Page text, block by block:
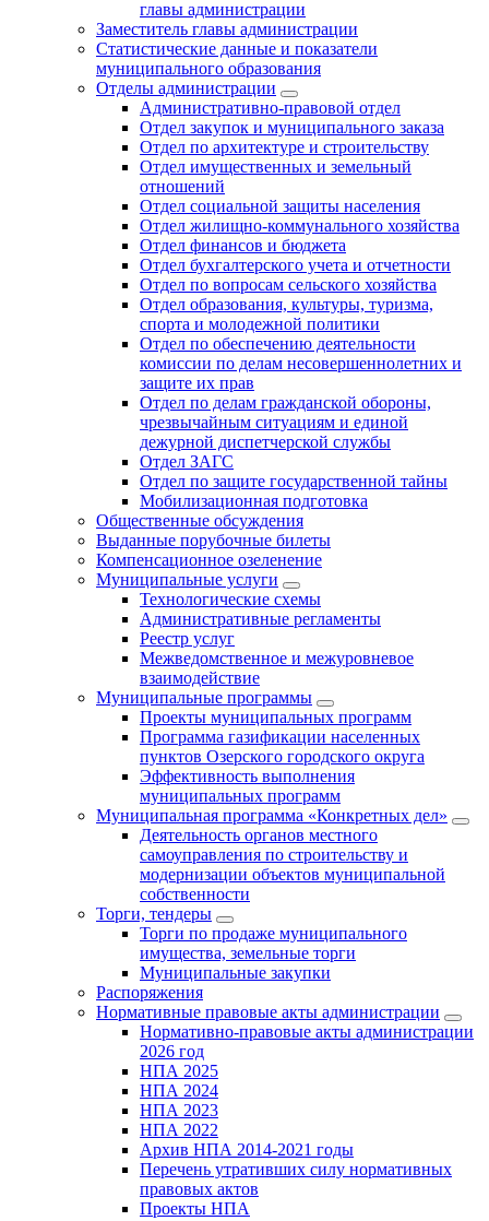
главы администрации
Заместитель главы администрации
Статистические данные и показатели
муниципального образования
Отделы администрации
Административно-правовой отдел
Отдел закупок и муниципального заказа
Отдел по архитектуре и строительству
Отдел имущественных и земельный
отношений
Отдел социальной защиты населения
Отдел жилищно-коммунального хозяйства
Отдел финансов и бюджета
Отдел бухгалтерского учета и отчетности
Отдел по вопросам сельского хозяйства
Отдел образования, культуры, туризма,
спорта и молодежной политики
Отдел по обеспечению деятельности
комиссии по делам несовершеннолетних и
защите их прав
Отдел по делам гражданской обороны,
чрезвычайным ситуациям и единой
дежурной диспетчерской службы
Отдел ЗАГС
Отдел по защите государственной тайны
Мобилизационная подготовка
Общественные обсуждения
Выданные порубочные билеты
Компенсационное озеленение
Муниципальные услуги
Технологические схемы
Административные регламенты
Реестр услуг
Межведомственное и межуровневое
взаимодействие
Муниципальные программы
Проекты муниципальных программ
Программа газификации населенных
пунктов Озерского городского округа
Эффективность выполнения
муниципальных программ
Муниципальная программа «Конкретных дел»
Деятельность органов местного
самоуправления по строительству и
модернизации объектов муниципальной
собственности
Торги, тендеры
Торги по продаже муниципального
имущества, земельные торги
Муниципальные закупки
Распоряжения
Нормативные правовые акты администрации
Нормативно-правовые акты администрации
2026 год
НПА 2025
НПА 2024
НПА 2023
НПА 2022
Архив НПА 2014-2021 годы
Перечень утративших силу нормативных
правовых актов
Проекты НПА